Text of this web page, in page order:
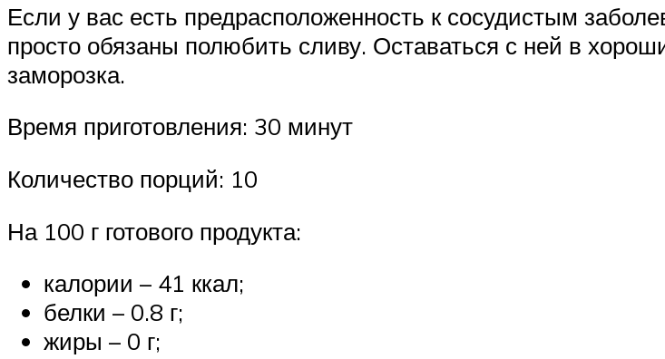
Если у вас есть предрасположенность к сосудистым
просто обязаны полюбить сливу. Оставаться с ней в
заморозка.
Время приготовления: 30 минут
Количество порций: 10
На 100 г готового продукта:
калории – 41 ккал;
белки – 0.8 г;
жиры – 0 г;